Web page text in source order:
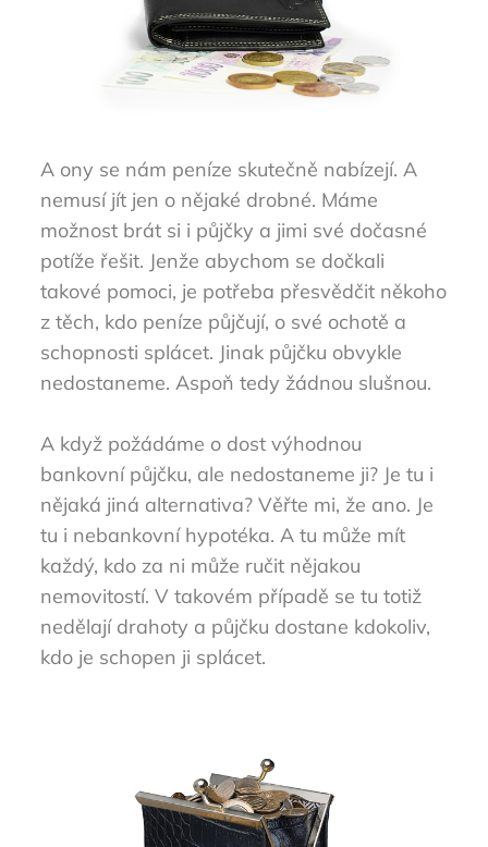
A ony se nám peníze skutečně nabízejí. A
nemusí jít jen o nějaké drobné. Máme
možnost brát si i půjčky a jimi své dočasné
potíže řešit. Jenže abychom se dočkali
takové pomoci, je potřeba přesvědčit někoho
z těch, kdo peníze půjčují, o své ochotě a
schopnosti splácet. Jinak půjčku obvykle
nedostaneme. Aspoň tedy žádnou slušnou.
A když požádáme o dost výhodnou
bankovní půjčku, ale nedostaneme ji? Je tu i
nějaká jiná alternativa? Věřte mi, že ano. Je
tu i nebankovní hypotéka. A tu může mít
každý, kdo za ni může ručit nějakou
nemovitostí. V takovém případě se tu totiž
nedělají drahoty a půjčku dostane kdokoliv,
kdo je schopen ji splácet.